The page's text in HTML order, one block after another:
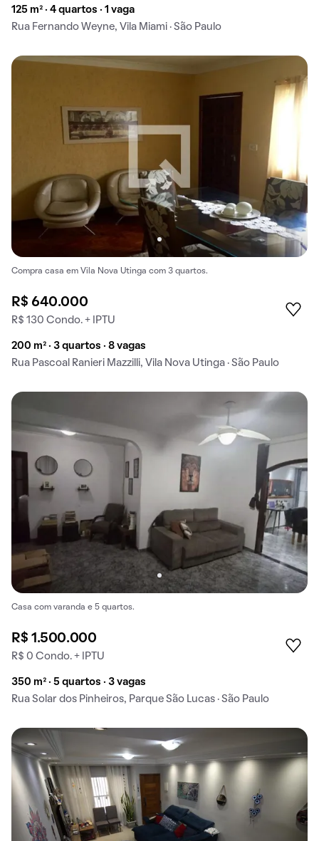
125 m² · 4 quartos · 1 vaga
Rua Fernando Weyne, Vila Miami · São Paulo
Compra casa em Vila Nova Utinga com 3 quartos.
R$ 640.000
R$ 130 Condo. + IPTU
200 m² · 3 quartos · 8 vagas
Rua Pascoal Ranieri Mazzilli, Vila Nova Utinga · São Paulo
Casa com varanda e 5 quartos.
R$ 1.500.000
R$ 0 Condo. + IPTU
350 m² · 5 quartos · 3 vagas
Rua Solar dos Pinheiros, Parque São Lucas · São Paulo